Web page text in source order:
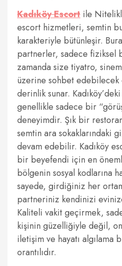
Kadıköy Escort ile
escort hizmetleri, semtin
karakteriyle bütünleşir.
partnerler, sadece fiziksel
zamanda size tiyatro,
üzerine sohbet
derinlik sunar.
genellikle sadece bir
deneyimdir. Şık bir
semtin ara sokaklarındaki
devam edebilir. Kadıköy
bir beyefendi için en
bölgenin sosyal kodlarına
sayede, girdiğiniz her
partneriniz kendinizi
Kaliteli vakit geçirmek,
kişinin güzelliğiyle değil,
iletişim ve hayatı algılama
orantılıdır.